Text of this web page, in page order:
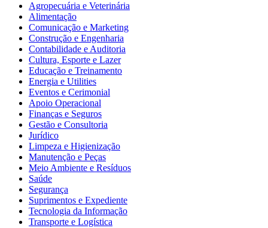
Agropecuária e Veterinária
Alimentação
Comunicação e Marketing
Construção e Engenharia
Contabilidade e Auditoria
Cultura, Esporte e Lazer
Educação e Treinamento
Energia e Utilities
Eventos e Cerimonial
Apoio Operacional
Finanças e Seguros
Gestão e Consultoria
Jurídico
Limpeza e Higienização
Manutenção e Peças
Meio Ambiente e Resíduos
Saúde
Segurança
Suprimentos e Expediente
Tecnologia da Informação
Transporte e Logística